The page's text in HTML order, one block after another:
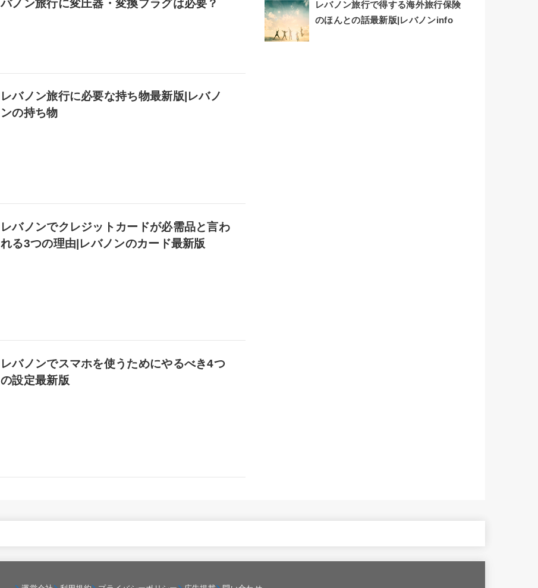
バノン旅行に変圧器・変換プラグは必要？
レバノン旅行に必要な持ち物最新版|レバノ
ンの持ち物
レバノンでクレジットカードが必需品と言わ
れる3つの理由|レバノンのカード最新版
レバノンでスマホを使うためにやるべき4つ
の設定最新版
レバノン旅行で得する海外旅行保険
のほんとの話最新版|レバノンinfo